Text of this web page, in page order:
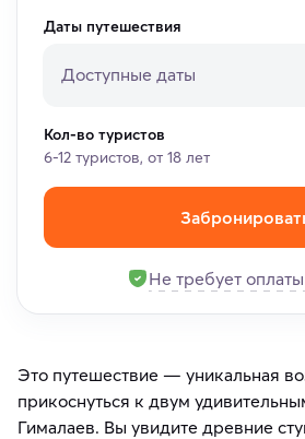
Даты путешествия
Доступные даты
Кол-во туристов
6-12 туристов, от 18 лет
Не требует
Это путешествие — уникальная
прикоснуться к двум
Гималаев. Вы увидите древние